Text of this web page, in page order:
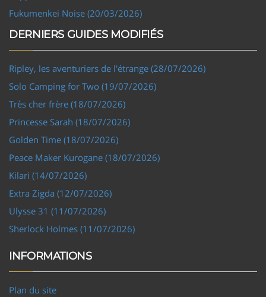
Fukumenkei Noise (20/03/2026)
DERNIERS GUIDES MODIFIÉS
Ripley, les aventuriers de l'étrange (28/07/2026)
Solo Camping for Two (19/07/2026)
Très cher frère (18/07/2026)
Princesse Sarah (18/07/2026)
Golden Time (18/07/2026)
Peace Maker Kurogane (18/07/2026)
Kilari (14/07/2026)
Extra Zigda (12/07/2026)
Ulysse 31 (11/07/2026)
Sherlock Holmes (11/07/2026)
INFORMATIONS
Plan du site